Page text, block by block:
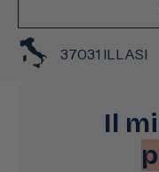
37031 ILLASI
Il